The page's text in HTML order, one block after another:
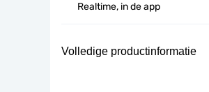
Realtime, in de app
Volledige productinformatie